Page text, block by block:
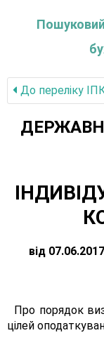
Пошуковий
До переліку
від
Про порядок
цілей